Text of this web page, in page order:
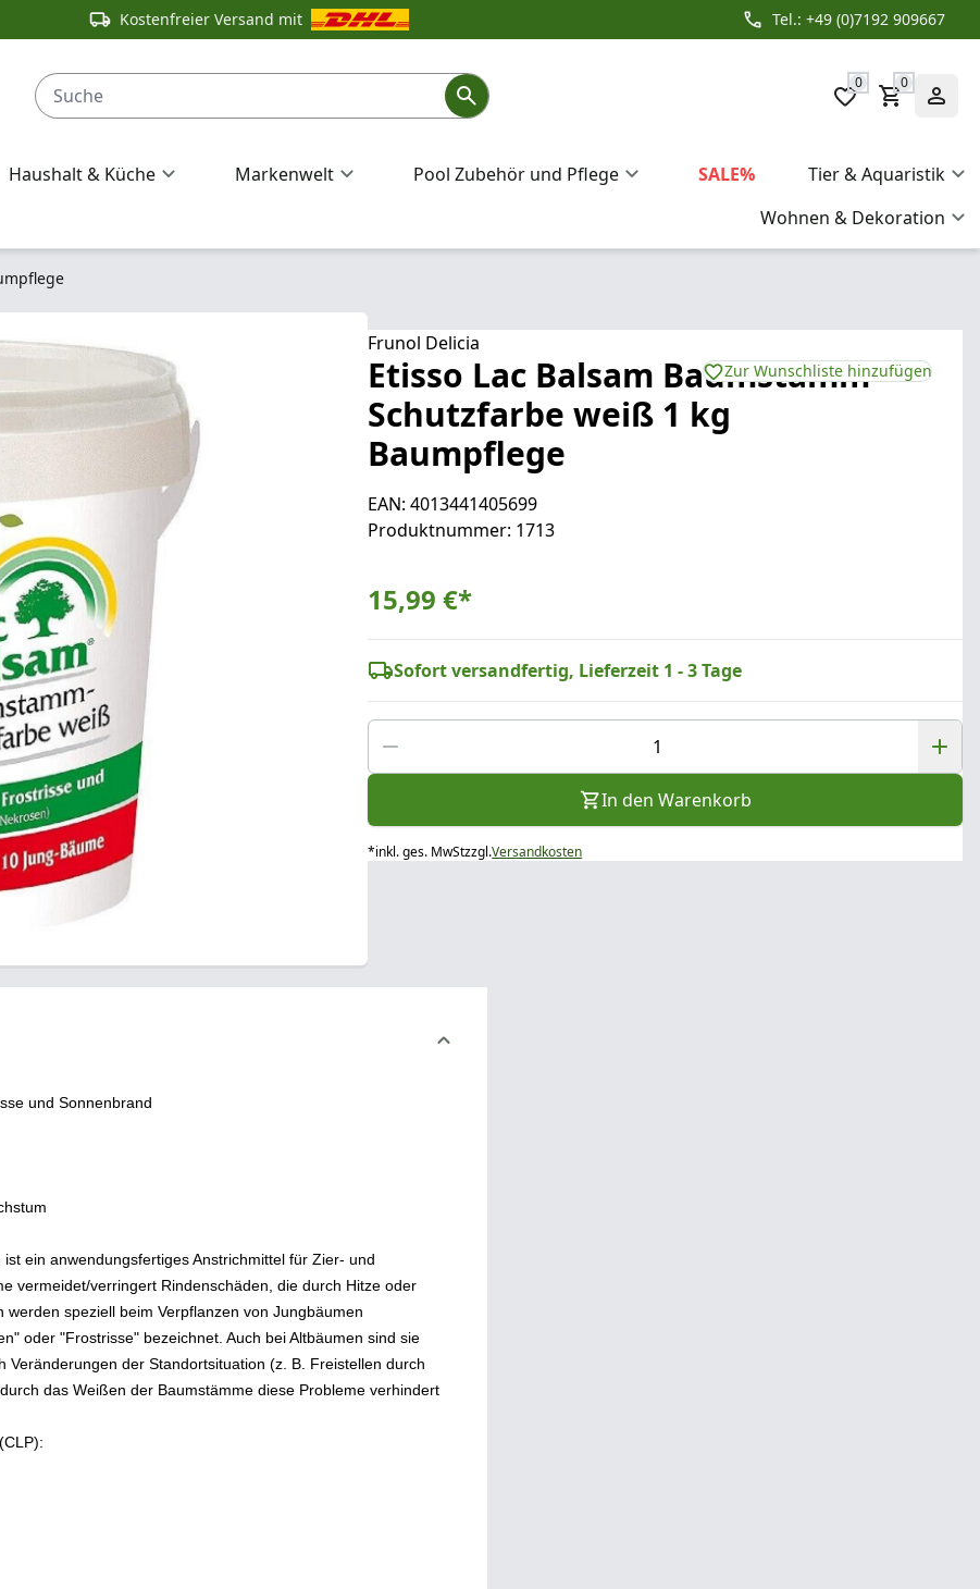
Kostenfreier Versand mit Tel.: +49 (0)7192 909667
0 0
Haushalt & Küche Markenwelt Pool Zubehör und Pflege SALE%
Tier & Aquaristik
Wohnen & Dekoration
Frunol Delicia
Etisso Lac Balsam Baumstamm
Schutzfarbe weiß 1 kg
Baumpflege
EAN: 4013441405699
Produktnummer: 1713
15,99 €*
Zur Wunschliste hinzufügen
Sofort versandfertig, Lieferzeit 1 - 3 Tage
In den Warenkorb
*inkl. ges. MwStzzgl.Versandkosten
und Sonnenbrand
ein anwendungsfertiges Anstrichmittel für Zier- und
vermeidet/verringert Rindenschäden, die durch Hitze oder
speziell beim Verpflanzen von Jungbäumen
oder "Frostrisse" bezeichnet. Auch bei Altbäumen sind sie
der Standortsituation (z. B. Freistellen durch
das Weißen der Baumstämme diese Probleme verhindert